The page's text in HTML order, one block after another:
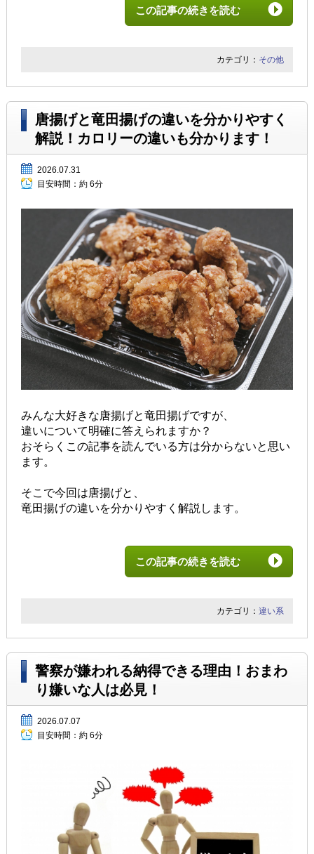
この記事の続きを読む
カテゴリ： その他
唐揚げと竜田揚げの違いを分かりやすく
解説！カロリーの違いも分かります！
2026.07.31
目安時間： 約 6分
みんな大好きな唐揚げと竜田揚げですが、
違いについて明確に答えられますか？
おそらくこの記事を読んでいる方は分からないと思い
ます。
そこで今回は唐揚げと、
竜田揚げの違いを分かりやすく解説します。
この記事の続きを読む
カテゴリ：違い系
警察が嫌われる納得できる理由！おまわ
り嫌いな人は必見！
2026.07.07
目安時間： 約 6分